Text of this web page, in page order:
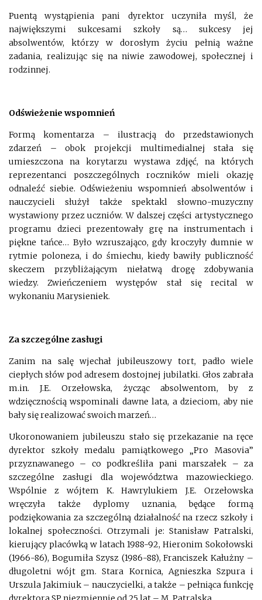
Puentą wystąpienia pani dyrektor uczyniła myśl, że
największymi sukcesami szkoły są… sukcesy jej
absolwentów, którzy w dorosłym życiu pełnią ważne
zadania, realizując się na niwie zawodowej, społecznej i
rodzinnej.
Odświeżenie wspomnień
Formą komentarza – ilustracją do przedstawionych
zdarzeń – obok projekcji multimedialnej stała się
umieszczona na korytarzu wystawa zdjęć, na których
reprezentanci poszczególnych roczników mieli okazję
odnaleźć siebie. Odświeżeniu wspomnień absolwentów i
nauczycieli służył także spektakl słowno-muzyczny
wystawiony przez uczniów. W dalszej części artystycznego
programu dzieci prezentowały grę na instrumentach i
piękne tańce… Było wzruszająco, gdy kroczyły dumnie w
rytmie poloneza, i do śmiechu, kiedy bawiły publiczność
skeczem przybliżającym niełatwą drogę zdobywania
wiedzy. Zwieńczeniem występów stał się recital w
wykonaniu Marysieniek.
Za szczególne zasługi
Zanim na salę wjechał jubileuszowy tort, padło wiele
ciepłych słów pod adresem dostojnej jubilatki. Głos zabrała
m.in. J.E. Orzełowska, życząc absolwentom, by z
wdzięcznością wspominali dawne lata, a dzieciom, aby nie
bały się realizować swoich marzeń…
Ukoronowaniem jubileuszu stało się przekazanie na ręce
dyrektor szkoły medalu pamiątkowego „Pro Masovia”
przyznawanego – co podkreśliła pani marszałek – za
szczególne zasługi dla województwa mazowieckiego.
Wspólnie z wójtem K. Hawrylukiem J.E. Orzełowska
wręczyła także dyplomy uznania, będące formą
podziękowania za szczególną działalność na rzecz szkoły i
lokalnej społeczności. Otrzymali je: Stanisław Patralski,
kierujący placówką w latach 1988-92, Hieronim Sokołowski
(1966-86), Bogumiła Szysz (1986-88), Franciszek Kałużny –
długoletni wójt gm. Stara Kornica, Agnieszka Szpura i
Urszula Jakimiuk – nauczycielki, a także – pełniąca funkcję